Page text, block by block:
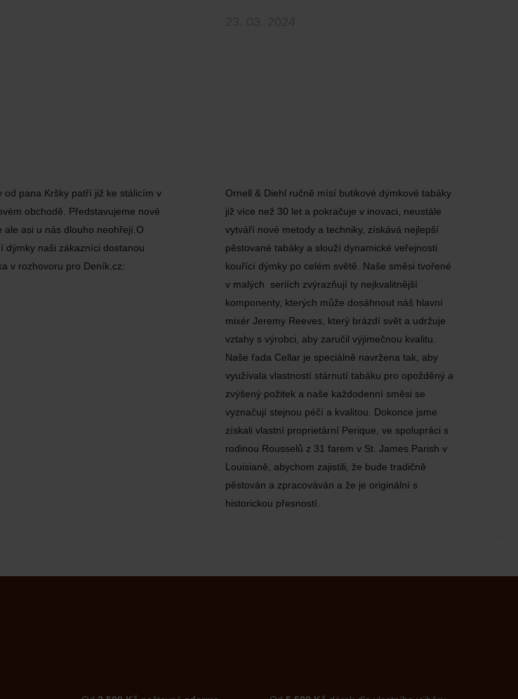
od pana Kršky patří již ke stálicím v
obchodě. Představujeme nové
ale asi u nás dlouho neohřejí.O
dýmky naši zákazníci dostanou
v rozhovoru pro Deník.cz:
Ornell & Diehl ručně mísí butikové dýmkové tabáky
již více než 30 let a pokračuje v inovaci, neustále
vytváří nové metody a techniky, získává nejlepší
pěstované tabáky a slouží dynamické veřejnosti
kouřící dýmky po celém světě. Naše směsi tvořené
v malých seriích zvýrazňují ty nejkvalitnější
komponenty, kterých může dosáhnout náš hlavní
mixér Jeremy Reeves, který brázdí svět a udržuje
vztahy s výrobci, aby zaručil výjimečnou kvalitu.
Naše řada Cellar je speciálně navržena tak, aby
využívala vlastností stárnutí tabáku pro opožděný a
zvýšený požitek a naše každodenní směsi se
vyznačují stejnou péčí a kvalitou. Dokonce jsme
získali vlastní proprietární Perique, ve spolupráci s
rodinou Rousselů z 31 farem v St. James Parish v
Louisianě, abychom zajistili, že bude tradičně
pěstován a zpracováván a že je originální s
historickou přesností.